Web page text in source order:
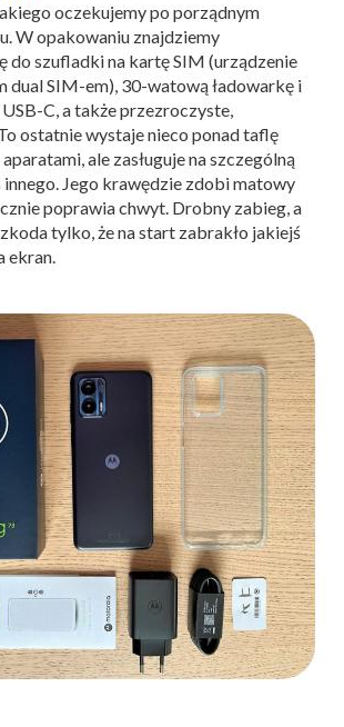
oczekujemy po porządnym
W opakowaniu znajdziemy
do szufladki na kartę SIM (urządzenie
dual SIM-em), 30-watową ładowarkę i
C, a także przezroczyste,
ostatnie wystaje nieco ponad taflę
ale zasługuje na szczególną
innego. Jego krawędzie zdobi matowy
poprawia chwyt. Drobny zabieg, a
tylko, że na start zabrakło jakiejś
ekran.